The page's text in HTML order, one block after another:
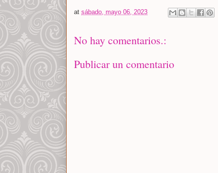
at sábado, mayo 06, 2023
No hay comentarios.:
Publicar un comentario